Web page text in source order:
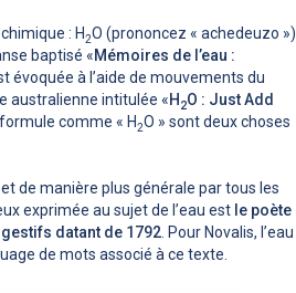
: H2O (prononcez « achedeuzo »).
baptisé «Mémoires de l’eau :
évoquée à l’aide de mouvements du
australienne intitulée «H 2O : Just Add
comme « H2O » sont deux choses
de manière plus générale par tous les
exprimée au sujet de l’eau est le poète
datant de 1792 . Pour Novalis, l’eau
de mots associé à ce texte.